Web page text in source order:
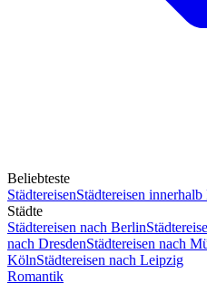
Beliebteste
StädtereisenStädtereisen
Städte
Städtereisen nach Berlin
nach DresdenStädtereisen nach
KölnStädtereisen nach Leipzig
Romantik